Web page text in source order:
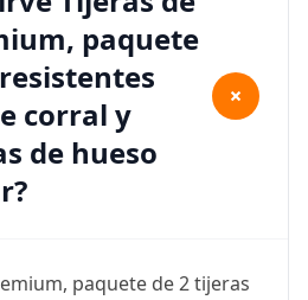
paquete
corral y
de hueso
+
paquete de 2 tijeras